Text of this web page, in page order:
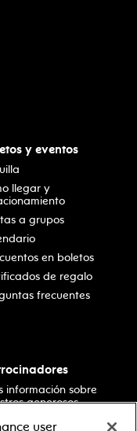
y eventos
llegar y
a grupos
en boletos
de regalo
frecuentes
información sobre
generosos
user